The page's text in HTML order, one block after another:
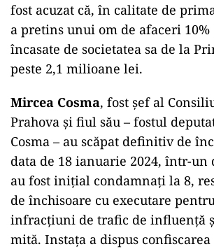
fost acuzat că, în calitate de
a pretins unui om de afaceri
încasate de societatea sa de la
peste 2,1 milioane lei.
Mircea Cosma, fost șef al
Prahova și fiul său – fostul
Cosma – au scăpat definitiv de
data de 18 ianuarie 2024, într-un
au fost iniţial condamnaţi la 8,
de închisoare cu executare
infracțiuni de trafic de influență
mită. Instața a dispus